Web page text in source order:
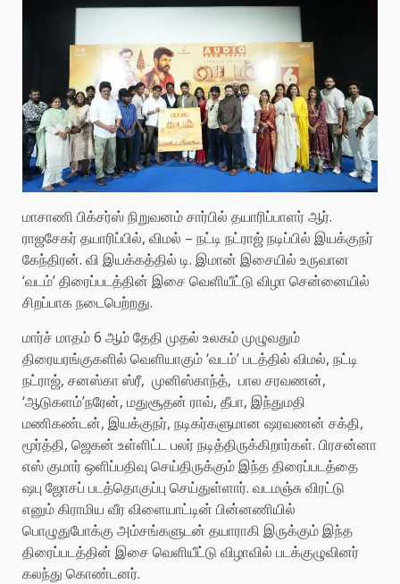
மாசாணி பிக்சர்ஸ் நிறுவனம் சார்பில் தயாரிப்பாளர் ஆர்.
ராஜசேகர் தயாரிப்பில், விமல் – நட்டி நட்ராஜ் நடிப்பில் இயக்குநர்
கேந்திரன். வி இயக்கத்தில் டி. இமான் இசையில் உருவான
‘வடம்’ திரைப்படத்தின் இசை வெளியீட்டு விழா சென்னையில்
சிறப்பாக நடைபெற்றது.
மார்ச் மாதம் 6 ஆம் தேதி முதல் உலகம் முழுவதும்
திரையரங்குகளில் வெளியாகும் ‘வடம்’ படத்தில் விமல், நட்டி
நட்ராஜ், சனஸ்கா ஸ்ரீ, முனிஸ்காந்த், பால சரவணன்,
‘ஆடுகளம்’நரேன், மதுசூதன் ராவ், தீபா, இந்துமதி
மணிகண்டன், இயக்குநர், நடிகர்களுமான ஷரவணன் சக்தி,
மூர்த்தி, ஜெகன் உள்ளிட்ட பலர் நடித்திருக்கிறார்கள். பிரசன்னா
எஸ் குமார் ஒளிப்பதிவு செய்திருக்கும் இந்த திரைப்படத்தை
ஷபு ஜோசப் படத்தொகுப்பு செய்துள்ளார். வடமஞ்சு விரட்டு
எனும் கிராமிய வீர விளையாட்டின் பின்னணியில்
பொழுதுபோக்கு அம்சங்களுடன் தயாராகி இருக்கும் இந்த
திரைப்படத்தின் இசை வெளியீட்டு விழாவில் படக்குழுவினர்
கலந்து கொண்டனர்.